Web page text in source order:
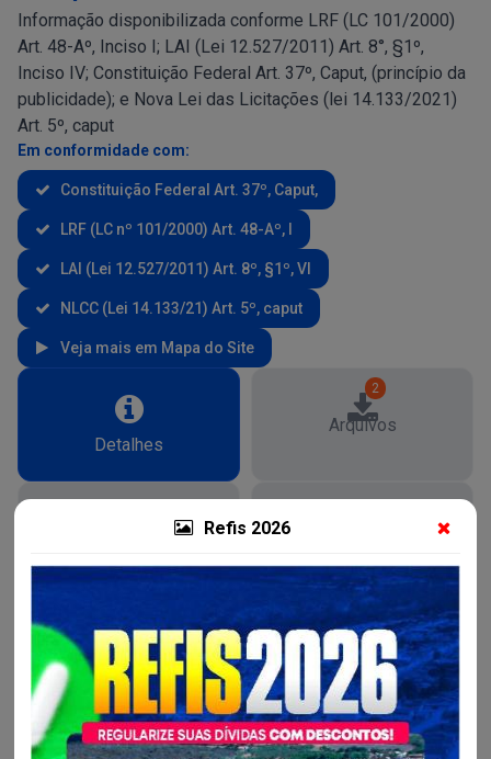
Refis 2026
Informação disponibilizada conforme LRF (LC 101/2000)
Art. 48-Aº, Inciso I; LAI (Lei 12.527/2011) Art. 8°, §1º,
Inciso IV; Constituição Federal Art. 37º, Caput, (princípio da
publicidade); e Nova Lei das Licitações (lei 14.133/2021)
Art. 5º, caput
Em conformidade com:
Constituição Federal Art. 37º, Caput,
LRF (LC nº 101/2000) Art. 48-Aº, I
LAI (Lei 12.527/2011) Art. 8º, §1º, VI
NLCC (Lei 14.133/21) Art. 5º, caput
Veja mais em Mapa do Site
Detalhes
2
Arquivos
Detalhes da Licitação
Situação:
Homologada
Modalidade:
Pregão Eletrônico para Registro de Preços